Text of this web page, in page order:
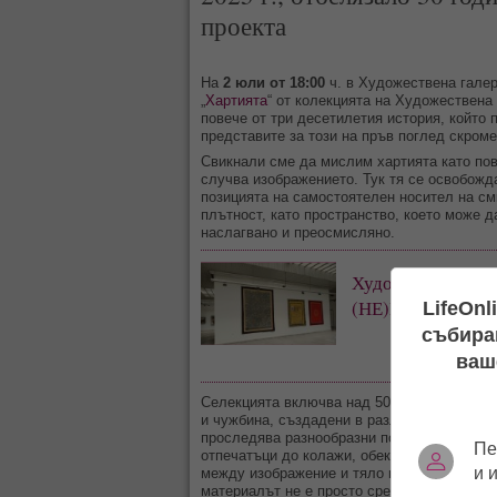
проекта
На 2 юли от 18:00 ч. в Художествена
„Хартията“ от колекцията на
повече от три десетилетия история,
представите за този на пръв поглед
Свикнали сме да мислим хартията като
случва изображението. Тук тя се
позицията на самостоятелен носител на
плътност, като пространство, което може
наслагвано и преосмисляно.
Художествена
(НЕ)ВИДИМО
Селекцията включва над 50 произведения
и чужбина, създадени в различни издания
проследява разнообразни подходи — от
отпечатъци до колажи, обекти и
между изображение и тяло постепенно се
материалът не е просто средство, а
и